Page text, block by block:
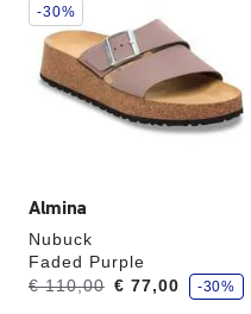
Almina
Nubuck
Faded Purple
Was:
€ 110,00
en
€ 77,00
j
e
-30%
een
andere
kleur
selecteert,
wordt
productafbeelding
-30%